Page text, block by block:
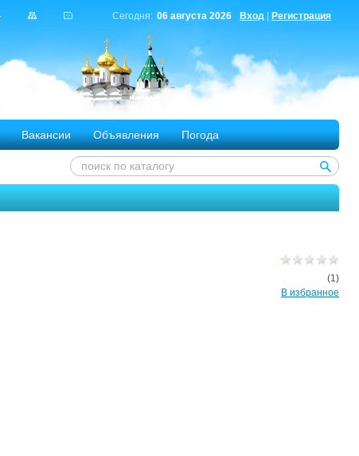
Вход Регистрация
Сегодня: 06 августа 2026
Вакансии Объявления Погода
(1)
В избранное